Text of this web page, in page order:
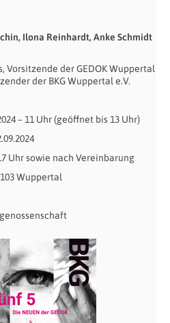
Ilona Reinhardt, Anke Schmidt
Vorsitzende der GEDOK Wuppertal
der BKG Wuppertal e.V.
– 11 Uhr (geöffnet bis 13 Uhr)
Uhr sowie nach Vereinbarung
Wuppertal